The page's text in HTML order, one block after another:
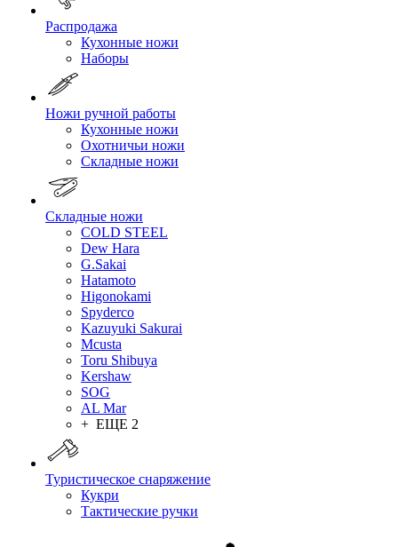
Распродажа
Кухонные ножи
Наборы
Ножи ручной работы
Кухонные ножи
Охотничьи ножи
Складные ножи
Складные ножи
COLD STEEL
Dew Hara
G.Sakai
Hatamoto
Higonokami
Spyderco
Kazuyuki Sakurai
Mcusta
Toru Shibuya
Kershaw
SOG
AL Mar
+ ЕЩЕ 2
Туристическое снаряжение
Кукри
Тактические ручки